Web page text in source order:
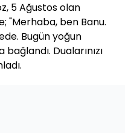
5 Ağustos olan
"Merhaba, ben Banu.
Bugün yoğun
Dualarınızı